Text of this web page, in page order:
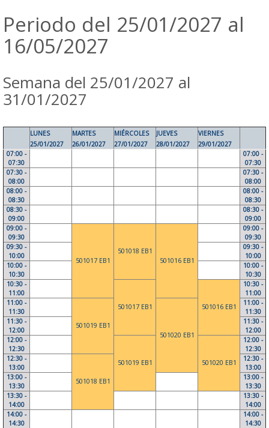
Periodo del 25/01/2027 al
16/05/2027
Semana del 25/01/2027 al
31/01/2027
LUNES
25/01/2027
MARTES
26/01/2027
MIÉRCOLES
27/01/2027
JUEVES
28/01/2027
VIERNES
29/01/2027
07:00 -
07:30
07:00 -
07:30
07:30 -
08:00
07:30 -
08:00
08:00 -
08:30
08:00 -
08:30
08:30 -
09:00
08:30 -
09:00
09:00 -
09:30
501017 EB1
501018 EB1
501016 EB1
09:00 -
09:30
09:30 -
10:00
09:30 -
10:00
10:00 -
10:30
10:00 -
10:30
10:30 -
11:00
501017 EB1
501016 EB1
10:30 -
11:00
11:00 -
11:30
501019 EB1
501020 EB1
11:00 -
11:30
11:30 -
12:00
11:30 -
12:00
12:00 -
12:30
501019 EB1
501020 EB1
12:00 -
12:30
12:30 -
13:00
501018 EB1
12:30 -
13:00
13:00 -
13:30
13:00 -
13:30
13:30 -
14:00
13:30 -
14:00
14:00 -
14:30
14:00 -
14:30